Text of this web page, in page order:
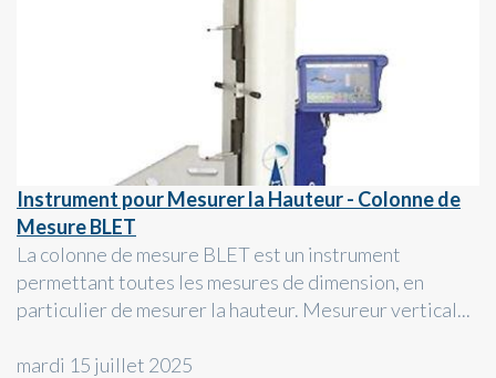
Instrument pour Mesurer la Hauteur - Colonne de
Mesure BLET
La colonne de mesure BLET est un instrument
permettant toutes les mesures de dimension, en
particulier de mesurer la hauteur. Mesureur vertical...
mardi 15 juillet 2025